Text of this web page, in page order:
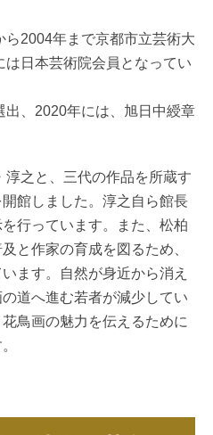
2004年まで京都市立芸術大
日本芸術院会員となってい
出、2020年には、旭日中綬章
之と、三代の作品を所蔵す
館しました。淳之自ら館長
行っています。また、松柏
と作家の育成を図るため、
ます。自然が身近から消え
道へ進む若者が減少してい
鳥画の魅力を伝えるために